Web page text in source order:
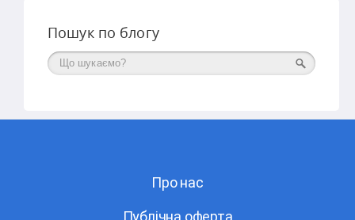
Пошук по блогу
Поиск
Про нас
Публічна оферта